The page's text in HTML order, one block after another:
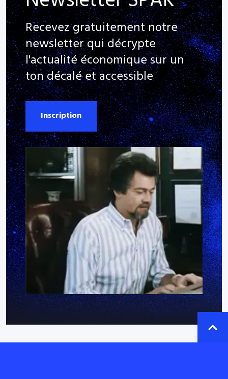
Recevez gratuitement notre
newsletter qui décrypte
l'actualité économique sur un
ton décalé et accessible
Inscription